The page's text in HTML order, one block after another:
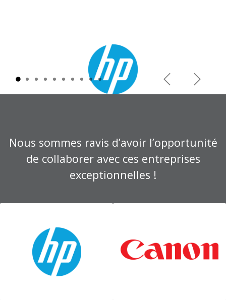
PrécédentSuivant
Nous sommes ravis d’avoir l’opportunité
de collaborer avec ces entreprises
exceptionnelles !